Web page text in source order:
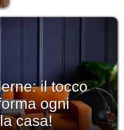
il tocco
ogni
casa!